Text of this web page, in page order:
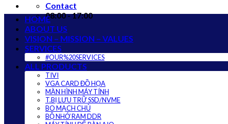
Contact
08:00 - 17:00
HOME
ABOUT US
VISION – MISSION – VALUES
SERVICES
#OUR%20SERVICES
ALL PRODUCTS
TIVI
VGA CARD ĐỒ HỌA
MÀN HÌNH MÁY TÍNH
T.BỊ LƯU TRỮ SSD/NVME
BO MẠCH CHỦ
BỘ NHỚ RAM DDR